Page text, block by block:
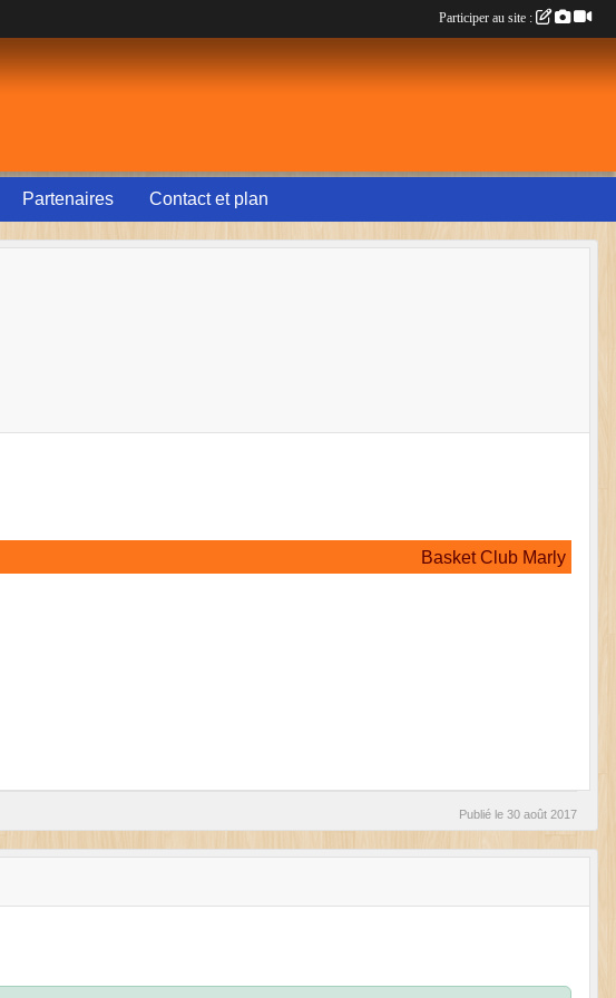
Partenaires Contact et plan
Basket Club Marly
Publié le 30 août 2017
Participer au site :